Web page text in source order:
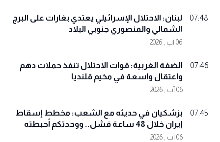
07:48
لبنان: الاحتلال الإسرائيلي يعتدي بغارات على البرج
الشمالي والمنصوري جنوبي البلاد
06 آب , 2026
07:46
الضفة الغربية: قوات الاحتلال تنفذ حملات دهم
واعتقال واسعة في مخيم قلنديا
06 آب , 2026
07:45
بزشكيان في حديثه مع الشعب: مخطط إسقاط
إيران خلال 48 ساعة فشل.. ووحدتكم أحبطته
06 آب , 2026